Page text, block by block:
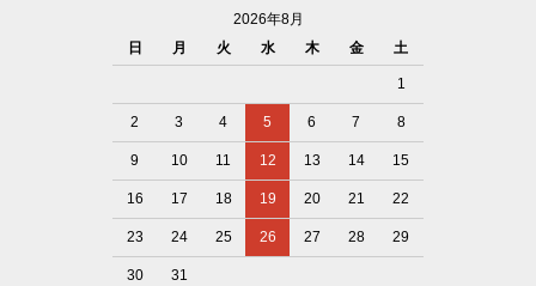
2026年8月
日
月 火 水 木 金 土
1
2 3 4 5 6 7 8
9 10 11 12 13 14 15
16 17 18 19 20 21 22
23 24 25 26 27 28 29
30 31